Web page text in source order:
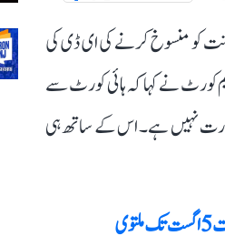
کو منسوخ کرنے کی ای ڈی کی
ہوئے سپریم کورٹ نے کہا کہ ہائی کورٹ سے
نہیں ہے۔ اس کے ساتھ ہی